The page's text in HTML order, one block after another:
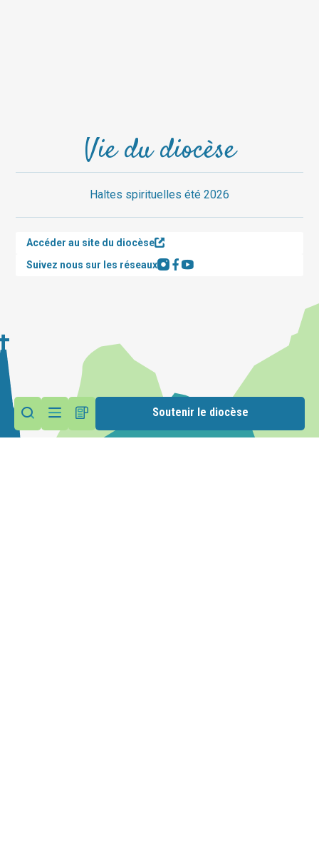
Soutenir le diocèse
Vie du diocèse
Haltes spirituelles été 2026
Accéder au site du diocèse
Suivez nous sur les réseaux